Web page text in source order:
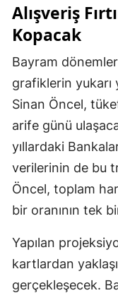
Alışveriş
Kopacak
Bayram
grafiklerin
Sinan Öncel,
arife günü
yıllardaki
verilerinin de bu
Öncel, toplam
bir oranının tek
Yapılan
kartlardan
gerçekleşecek.